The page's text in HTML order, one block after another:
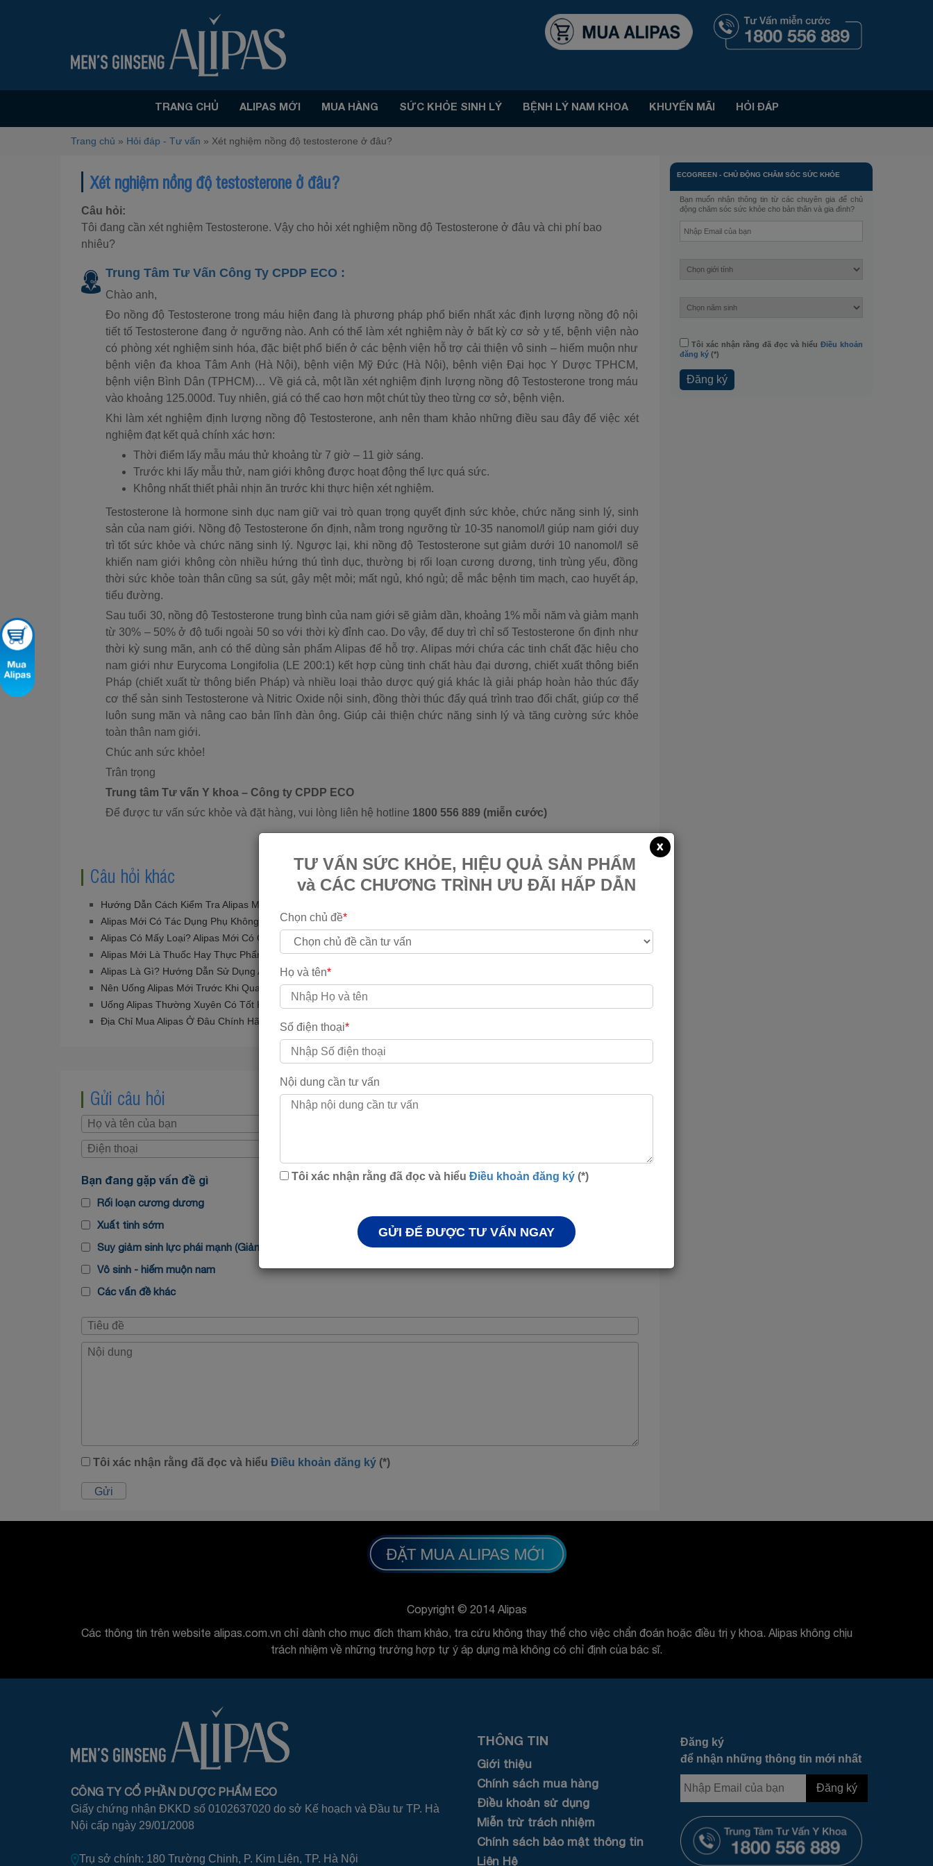
TRANG CHỦ ALIPAS MỚI MUA HÀNG SỨC KHỎE SINH LÝ BỆNH LÝ NAM KHOA KHUYẾN MÃI HỎI ĐÁP
Trang chủ » Hỏi đáp - Tư vấn » Xét nghiệm nồng độ testosterone ở đâu?
Xét nghiệm nồng độ testosterone ở đâu?
Câu hỏi:
Tôi đang cần xét nghiệm Testosterone. Vậy cho hỏi xét nghiệm nồng độ Testosterone ở đâu và chi phí bao
nhiêu?
Trung Tâm Tư Vấn Công Ty CPDP ECO :
Chào anh,
Đo nồng độ Testosterone trong máu hiện đang là phương pháp phổ biến nhất xác định lượng nồng độ nội
tiết tố Testosterone đang ở ngưỡng nào. Anh có thể làm xét nghiệm này ở bất kỳ cơ sở y tế, bệnh viện nào
có phòng xét nghiệm sinh hóa, đặc biệt phổ biến ở các bệnh viện hỗ trợ cải thiện vô sinh – hiếm muộn như
bệnh viện đa khoa Tâm Anh (Hà Nội), bệnh viện Mỹ Đức (Hà Nội), bệnh viện Đại học Y Dược TPHCM,
bệnh viện Bình Dân (TPHCM)… Về giá cả, một lần xét nghiệm định lượng nồng độ Testosterone trong máu
vào khoảng 125.000đ. Tuy nhiên, giá có thể cao hơn một chút tùy theo từng cơ sở, bệnh viện.
Khi làm xét nghiệm định lượng nồng độ Testosterone, anh nên tham khảo những điều sau đây để việc xét
nghiệm đạt kết quả chính xác hơn:
Thời điểm lấy mẫu máu thử khoảng từ 7 giờ – 11 giờ sáng.
Trước khi lấy mẫu thử, nam giới không được hoạt động thể lực quá sức.
Không nhất thiết phải nhịn ăn trước khi thực hiện xét nghiệm.
Testosterone là hormone sinh dục nam giữ vai trò quan trọng quyết định sức khỏe, chức năng sinh lý, sinh
sản của nam giới. Nồng độ Testosterone ổn định, nằm trong ngưỡng từ 10-35 nanomol/l giúp nam giới duy
trì tốt sức khỏe và chức năng sinh lý. Ngược lại, khi nồng độ Testosterone sụt giảm dưới 10 nanomol/l sẽ
khiến nam giới không còn nhiều hứng thú tình dục, thường bị rối loạn cương dương, tinh trùng yếu, đồng
thời sức khỏe toàn thân cũng sa sút, gây mệt mỏi; mất ngủ, khó ngủ; dễ mắc bệnh tim mạch, cao huyết áp,
tiểu đường.
Sau tuổi 30, nồng độ Testosterone trung bình của nam giới sẽ giảm dần, khoảng 1% mỗi năm và giảm mạnh
từ 30% – 50% ở độ tuổi ngoài 50 so với thời kỳ đỉnh cao. Do vậy, để duy trì chỉ số Testosterone ổn định như
thời kỳ sung mãn, anh có thể dùng sản phẩm Alipas để hỗ trợ. Alipas mới chứa các tinh chất đặc hiệu cho
nam giới như Eurycoma Longifolia (LE 200:1) kết hợp cùng tinh chất hàu đại dương, chiết xuất thông biển
Pháp (chiết xuất từ thông biển Pháp) và nhiều loại thảo dược quý giá khác là giải pháp hoàn hảo thúc đẩy
cơ thể sản sinh Testosterone và Nitric Oxide nội sinh, đồng thời thúc đẩy quá trình trao đổi chất, giúp cơ thể
luôn sung mãn và nâng cao bản lĩnh đàn ông. Giúp cải thiện chức năng sinh lý và tăng cường sức khỏe
toàn thân nam giới.
Chúc anh sức khỏe!
Trân trọng
Trung tâm Tư vấn Y khoa – Công ty CPDP ECO
Để được tư vấn sức khỏe và đặt hàng, vui lòng liên hệ hotline 1800 556 889 (miễn cước)
Câu hỏi khác
Hướng Dẫn Cách Kiểm Tra Alipas Mới Chính Hãng
Alipas Mới Có Tác Dụng Phụ Không?
Alipas Có Mấy Loại? Alipas Mới Có Gì Vượt Trội Hơn?
Alipas Mới Là Thuốc Hay Thực Phẩm Chức Năng?
Alipas Là Gì? Hướng Dẫn Sử Dụng Alipas Mới?
Nên Uống Alipas Mới Trước Khi Quan Hệ Bao Lâu Cho Hiệu Quả?
Uống Alipas Thường Xuyên Có Tốt Không?
Địa Chỉ Mua Alipas Ở Đâu Chính Hãng? Giá Bao Nhiêu Tiền?
Gửi câu hỏi
Bạn đang gặp vấn đề gì
Rối loạn cương dương
Xuất tinh sớm
Suy giảm sinh lực phái mạnh (Giảm ham muốn)
Vô sinh - hiếm muộn nam
Các vấn đề khác
Tôi xác nhận rằng đã đọc và hiểu Điều khoản đăng ký (*)
ECOGREEN -CHỦ ĐỘNG CHĂM SÓC SỨC KHỎE
Bạn muốn nhận thông tin từ các chuyên gia để chủ
động chăm sóc sức khỏe cho bản thân và gia đình?
Tôi xác nhận rằng đã đọc và hiểu Điều khoản
đăng ký(*)
Copyright © 2014 Alipas
Các thông tin trên website alipas.com.vn chỉ dành cho mục đích tham khảo, tra cứu không thay thế cho việc chẩn đoán hoặc điều trị y khoa. Alipas không chịu
trách nhiệm về những trường hợp tự ý áp dụng mà không có chỉ định của bác sĩ.
CÔNG TY CỔ PHẦN DƯỢC PHẨM ECO
Giấy chứng nhận ĐKKD số 0102637020 do sở Kế hoạch và Đầu tư TP. Hà
Nội cấp ngày 29/01/2008
Trụ sở chính: 180 Trường Chinh, P. Kim Liên, TP. Hà Nội
THÔNG TIN
Giới thiệu
Chính sách mua hàng
Điều khoản sử dụng
Miễn trừ trách nhiệm
Chính sách bảo mật thông tin
Liên Hệ
Đăng ký
để nhận những thông tin mới nhất
x
TƯ VẤN SỨC KHỎE, HIỆU QUẢ SẢN PHẨM
và CÁC CHƯƠNG TRÌNH ƯU ĐÃI HẤP DẪN
Chọn chủ đề*
Họ và tên*
Số điện thoại*
Nội dung cần tư vấn
Tôi xác nhận rằng đã đọc và hiểu Điều khoản đăng ký (*)
GỬI ĐỂ ĐƯỢC TƯ VẤN NGAY